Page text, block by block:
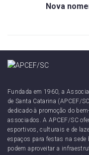
Nova
Fundada em 1960, a
de Santa Catarina (APCEF/
dedicado à promoção do
associados. A APCEF/SC
esportivos, culturais e de
espaços para festas na
podem aproveitar a